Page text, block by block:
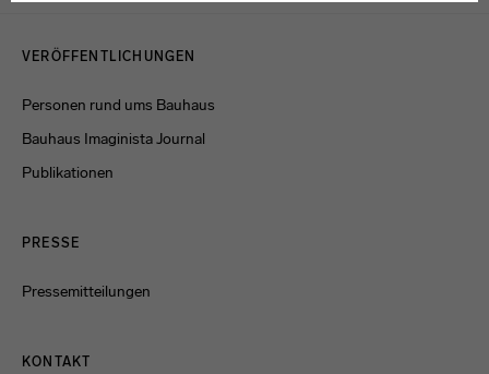
VERÖFFENTLICHUNGEN
Personen rund ums Bauhaus
Bauhaus Imaginista Journal
Publikationen
PRESSE
Pressemitteilungen
KONTAKT